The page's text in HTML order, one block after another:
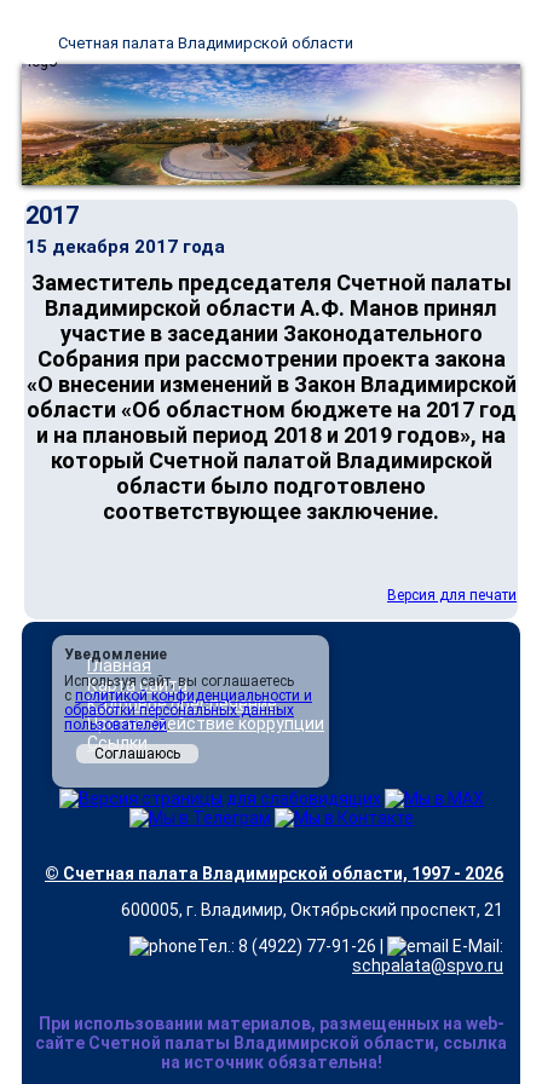
Счетная палата Владимирской области
2017
15 декабря 2017 года
Заместитель председателя Счетной палаты
Владимирской области А.Ф. Манов принял
участие в заседании Законодательного
Собрания при рассмотрении проекта закона
«О внесении изменений в Закон Владимирской
области «Об областном бюджете на 2017 год
и на плановый период 2018 и 2019 годов», на
который Счетной палатой Владимирской
области было подготовлено
соответствующее заключение.
Версия для печати
Главная
Карта сайта
Кадровое обеспечение
Противодействие коррупции
Ссылки
© Счетная палата Владимирской области, 1997 - 2026
600005, г. Владимир, Октябрьский проспект, 21
Тел.: 8 (4922) 77-91-26 |
E-Mail:
schpalata@spvo.ru
При использовании материалов, размещенных на web-
сайте Счетной палаты Владимирской области, ссылка
на источник обязательна!
Уведомление
Используя сайт, вы соглашаетесь
с политикой конфиденциальности и
обработки персональных данных
пользователей.
Соглашаюсь